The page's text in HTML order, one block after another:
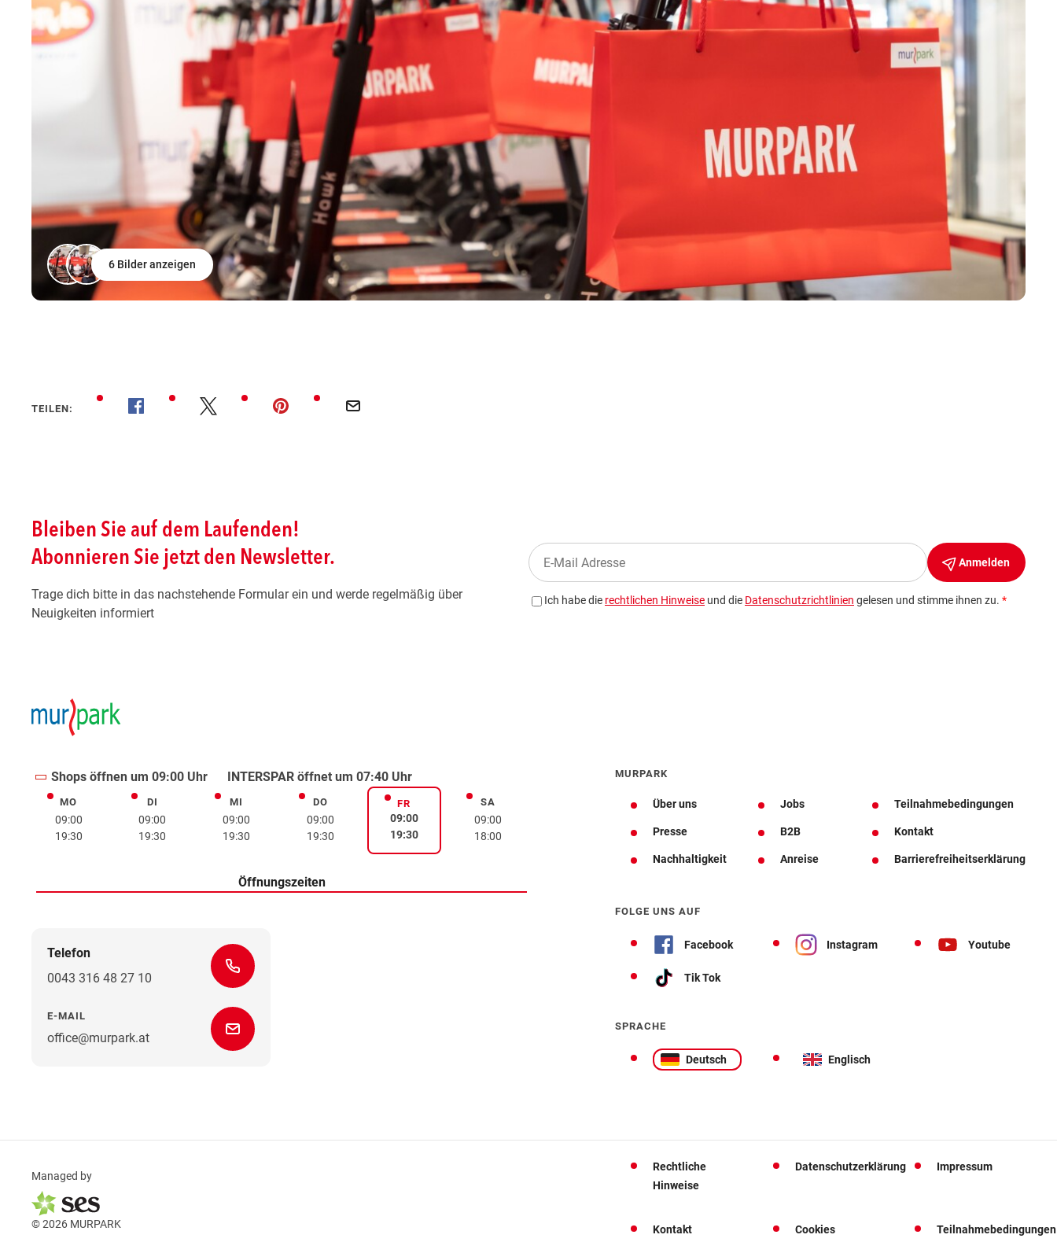
6 Bilder anzeigen
TEILEN:
Shops öffnen um 09:00 Uhr INTERSPAR öffnet um 07:40 Uhr
MOMontag
09:00
19:30
DIDienstag
09:00
19:30
MIMittwoch
09:00
19:30
DODonnerstag
09:00
19:30
FRFreitag
09:00
19:30
SASamstag
09:00
18:00
Öffnungszeiten
Telefon
0043 316 48 27 10
E-MAIL
office@murpark.at
MURPARK
Über uns Jobs Teilnahmebedingungen
Presse B2B Kontakt
Nachhaltigkeit Anreise Barrierefreiheitserklärung
FOLGE UNS AUF
Facebook Instagram Youtube
Tik Tok
SPRACHE
Deutsch Englisch
Managed by
© 2026 MURPARK
Rechtliche
Hinweise
Datenschutzerklärung Impressum
Kontakt Cookies Teilnahmebedingungen